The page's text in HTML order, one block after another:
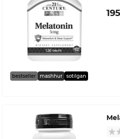
bestseller mashhur sotilgan